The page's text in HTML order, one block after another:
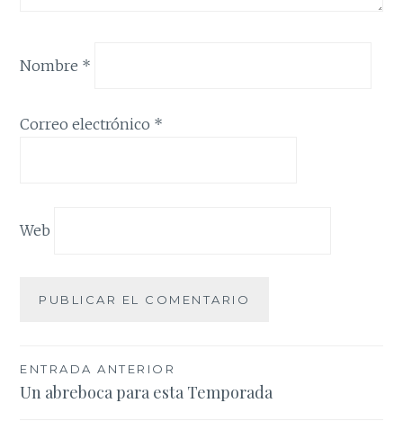
Nombre *
Correo electrónico *
Web
Navegación
de
ENTRADA ANTERIOR
Un abreboca para esta Temporada